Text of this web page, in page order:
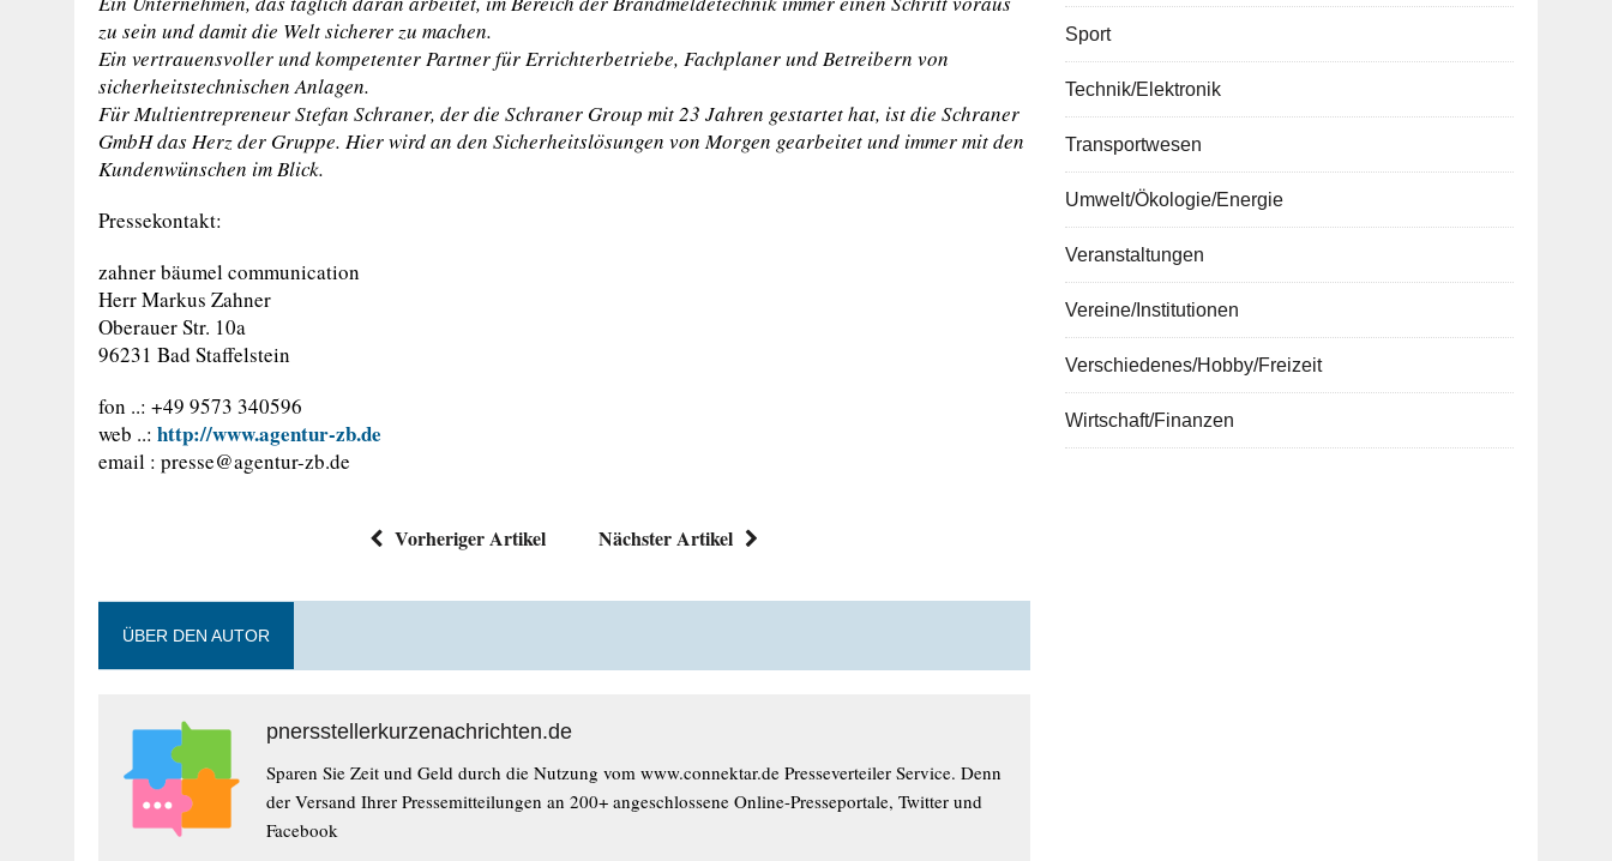
zu sein und damit die Welt sicherer zu machen.
Ein vertrauensvoller und kompetenter Partner für Errichterbetriebe, Fachplaner und Betreibern von
sicherheitstechnischen Anlagen.
Für Multientrepreneur Stefan Schraner, der die Schraner Group mit 23 Jahren gestartet hat, ist die Schraner
GmbH das Herz der Gruppe. Hier wird an den Sicherheitslösungen von Morgen gearbeitet und immer mit den
Kundenwünschen im Blick.
Pressekontakt:
zahner bäumel communication
Herr Markus Zahner
Oberauer Str. 10a
96231 Bad Staffelstein
fon ..: +49 9573 340596
web ..: http://www.agentur-zb.de
email : presse@agentur-zb.de
Vorheriger Artikel Nächster Artikel
ÜBER DEN AUTOR
pnersstellerkurzenachrichten.de
Sparen Sie Zeit und Geld durch die Nutzung vom www.connektar.de Presseverteiler Service. Denn
der Versand Ihrer Pressemitteilungen an 200+ angeschlossene Online-Presseportale, Twitter und
Facebook
Sport
Technik/Elektronik
Transportwesen
Umwelt/Ökologie/Energie
Veranstaltungen
Vereine/Institutionen
Verschiedenes/Hobby/Freizeit
Wirtschaft/Finanzen